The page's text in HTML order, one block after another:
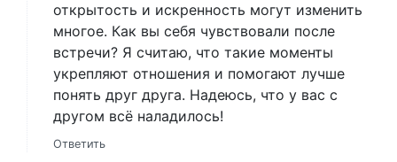
открытость и искренность могут изменить
многое. Как вы себя чувствовали после
встречи? Я считаю, что такие моменты
укрепляют отношения и помогают лучше
понять друг друга. Надеюсь, что у вас с
другом всё наладилось!
Ответить